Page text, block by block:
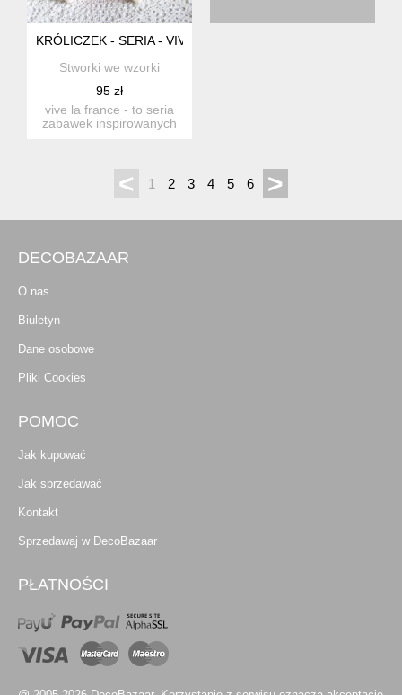
KRÓLICZEK - SERIA - VIVE LA FRANCE - CHARLOTTA - 37 CM
Stworki we wzorki
95 zł
vive la france - to seria
zabawek inspirowanych
< 1 2 3 4 5 6 >
DECOBAZAAR
O nas
Biuletyn
Dane osobowe
Pliki Cookies
POMOC
Jak kupować
Jak sprzedawać
Kontakt
Sprzedawaj w DecoBazaar
PŁATNOŚCI